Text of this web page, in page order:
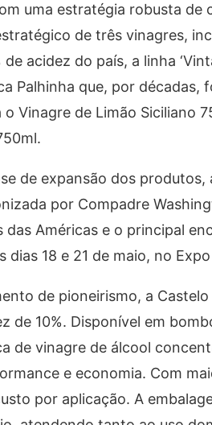
uma estratégia robusta
de três vinagres,
acidez do país, a linha
Palhinha que, por
Vinagre de Limão Siciliano
de expansão dos produtos,
por Compadre
Américas e o principal
dias 18 e 21 de maio, no
de pioneirismo, a
de 10%. Disponível em
de vinagre de álcool
e economia. Com
por aplicação. A